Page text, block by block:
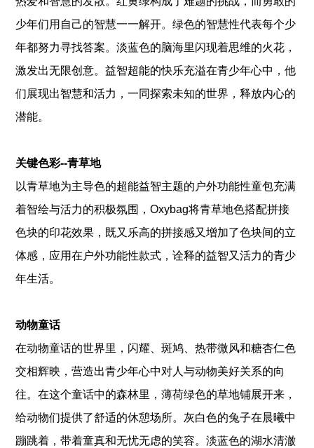
少年们用自己的智慧一一解开。绿色的智慧性代表每个少
年都努力寻找答案。淡蓝色的脑海里闪现着思维的火花，
激发出无限创意。益智超能的快乐充溢在青少年心中，他
们展现出智慧和活力，一同探索未知的世界，释放内心的
潜能。
关键色彩--青草地
以青草地为主导色的超能益智主题的户外功能性童包充满
着智绘与活力的积极氛围，Oxybag将青草地色搭配拼接
色块的印花效果，既又乐高的拼接感又增加了色块间的立
体感，应用在户外功能性款式，诠释的益智又活力的青少
年生活。
动物童话
在动物童话的世界里，闪耀、斑鸠、热带微风和糖杏仁色
交相辉映，营造出青少年心中对人与动物美好关系的向
往。在这个童话中的森林里，薄荷绿色的草地铺展开来，
给动物们提供了舒适的休憩场所。灰白色的兔子在晨曦中
蹦跳着，带着童真和无忧无虑的笑容。淡蓝色的湖水清澈